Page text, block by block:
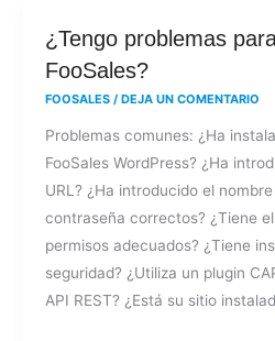
¿Tengo problemas
FooSales?
FOOSALES / DEJA UN COMENTARIO
Problemas comunes: ¿Ha
FooSales WordPress? ¿Ha
URL? ¿Ha introducido el
contraseña correctos? ¿Tiene
permisos adecuados? ¿Tiene
seguridad? ¿Utiliza un plugin
API REST? ¿Está su sitio
¿Tengo
problemas
a
FooSales?